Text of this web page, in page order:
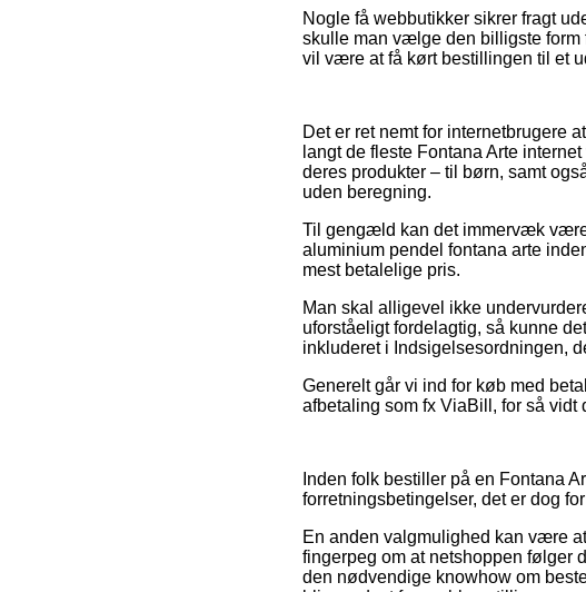
Nogle få webbutikker sikrer fragt
skulle man vælge den billigste form
vil være at få kørt bestillingen til et
Det er ret nemt for internetbrugere
langt de fleste Fontana Arte
deres produkter – til børn, samt
uden beregning.
Til gengæld kan det immervæk være
aluminium pendel fontana arte
mest betalelige pris.
Man skal alligevel ikke
uforståeligt fordelagtig, så kunne
inkluderet i Indsigelsesordningen,
Generelt går vi ind for køb med
afbetaling som fx ViaBill, for så vidt
Inden folk bestiller på en Fontana
forretningsbetingelser, det er dog
En anden valgmulighed kan være
fingerpeg om at netshoppen følger
den nødvendige knowhow om